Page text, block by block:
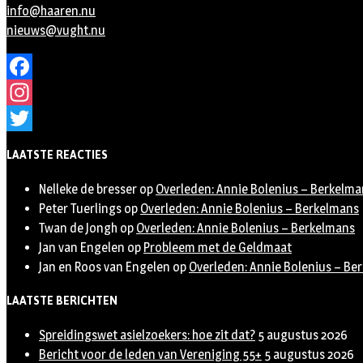
info@haaren.nu
nieuws@vught.nu
Facebook
Instagram
LAATSTE REACTIES
Nelleke de bresser op Overleden: Annie Bolenius –
Peter Tuerlings op Overleden: Annie Bolenius – Berkelmans
Twan de Jongh op Overleden: Annie Bolenius – Berkelmans
Jan van Engelen op Probleem met de Geldmaat
Jan en Roos van Engelen op Overleden: Annie Bolenius –
LAATSTE BERICHTEN
Spreidingswet asielzoekers: hoe zit dat? 5 augustus 2026
Bericht voor de leden van Vereniging 55+ 5 augustus 2026